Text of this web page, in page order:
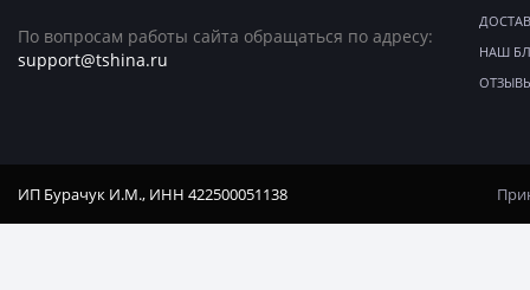
По вопросам работы сайта обращаться по адресу:
support@tshina.ru
НАШ
ИП Бурачук И.М., ИНН 422500051138